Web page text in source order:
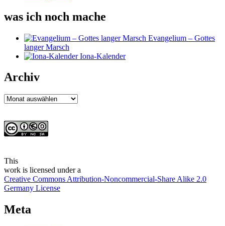
was ich noch mache
Evangelium – Gottes
langer Marsch
Iona-Kalender
Archiv
Archiv
This
work is licensed under a
Creative Commons Attribution-Noncommercial-Share Alike 2.0
Germany License
Meta